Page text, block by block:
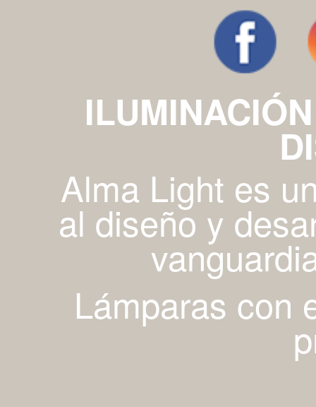
Alma Light es
al diseño y
Lámparas con